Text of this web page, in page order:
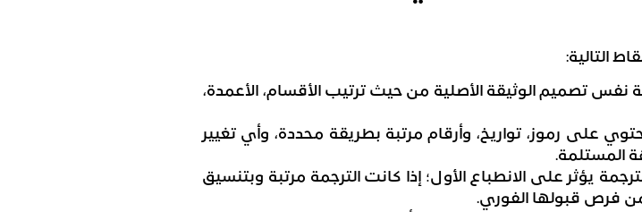
التالية:
تصميم الوثيقة الأصلية من حيث ترتيب الأقسام، الأعمدة،
على رموز، تواريخ، وأرقام مرتبة بطريقة محددة، وأي تغيير
المستلمة.
يؤثر على الانطباع الأول؛ إذا كانت الترجمة مرتبة وبتنسيق
فرص قبولها الفوري.